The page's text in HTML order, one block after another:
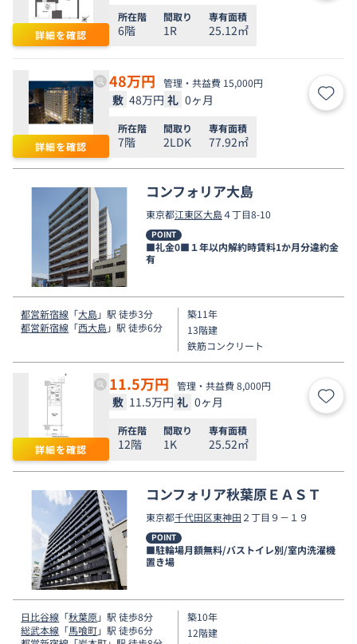
詳細を確認
所在階
6階
間取り
1R
専有面積
25.12㎡
詳細を確認
48万円 管理・共益費 15,000円
敷 48万円 礼 0ヶ月 お気
所在階
7階
間取り
2LDK
専有面積
77.92㎡
コンフォリア大島
東京都江東区大島４丁目8-10
POINT
■礼金0■１年以内解約時賃料1か月分違約金
有
都営新宿線 「大島」駅 徒歩3分
都営新宿線 「西大島」駅 徒歩6分
築11年
13階建
鉄筋コンクリート
詳細を確認
11.5万円 管理・共益費 8,000円
敷 11.5万円 礼 0ヶ月 お気
所在階
12階
間取り
1K
専有面積
25.52㎡
コンフォリア秋葉原ＥＡＳＴ
東京都千代田区東神田 ２丁目９－１９
POINT
■駐輪場月額無料/バストイレ別/室内洗濯機
置き場
日比谷線 「秋葉原」駅 徒歩8分
総武本線 「馬喰町」駅 徒歩6分
築10年
12階建